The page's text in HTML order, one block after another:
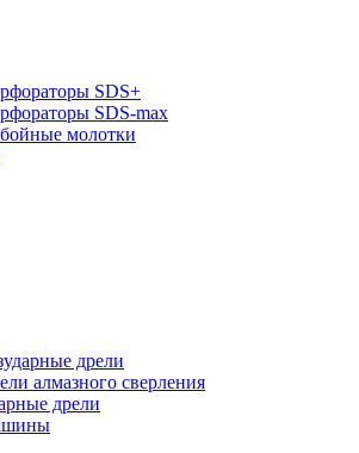
SDS+
SDS-max
молотки
дрели
алмазного сверления
дрели